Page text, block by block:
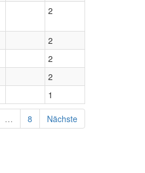
2
2
2
2
1
… 8 Nächste